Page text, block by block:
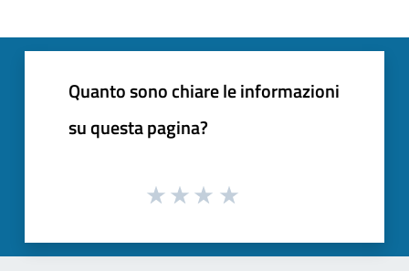
Quanto sono chiare le informazioni
su questa pagina?